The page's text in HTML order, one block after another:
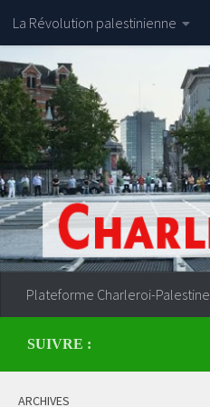
Skip to content
La Révolution palestinienne
Plateforme Charleroi-Palestine
SUIVRE :
ARCHIVES